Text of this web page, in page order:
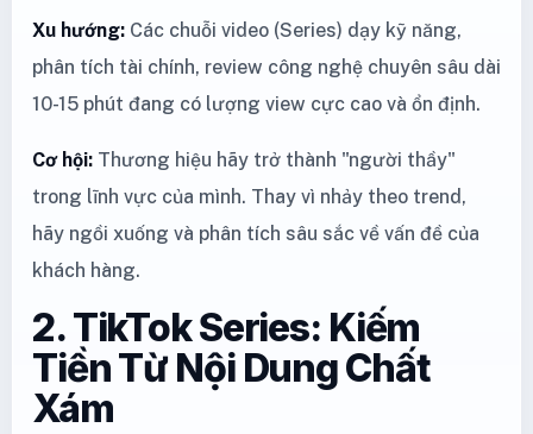
Xu hướng: Các chuỗi video (Series) dạy kỹ năng,
phân tích tài chính, review công nghệ chuyên sâu dài
10-15 phút đang có lượng view cực cao và ổn định.
Cơ hội: Thương hiệu hãy trở thành "người thầy"
trong lĩnh vực của mình. Thay vì nhảy theo trend,
hãy ngồi xuống và phân tích sâu sắc về vấn đề của
khách hàng.
2. TikTok Series: Kiếm
Tiền Từ Nội Dung Chất
Xám